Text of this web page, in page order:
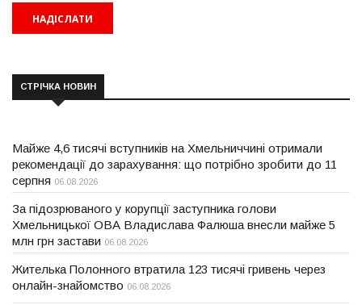
СТРІЧКА НОВИН
Майже 4,6 тисячі вступників на Хмельниччині отримали
рекомендації до зарахування: що потрібно зробити до 11
серпня 06.08.2026
За підозрюваного у корупції заступника голови
Хмельницької ОВА Владислава Фалюша внесли майже 5
млн грн застави 06.08.2026
Жителька Полонного втратила 123 тисячі гривень через
онлайн-знайомство 06.08.2026